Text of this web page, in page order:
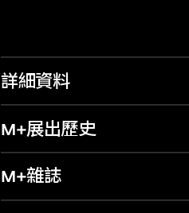
詳細資料
M+展出歷史
M+雜誌